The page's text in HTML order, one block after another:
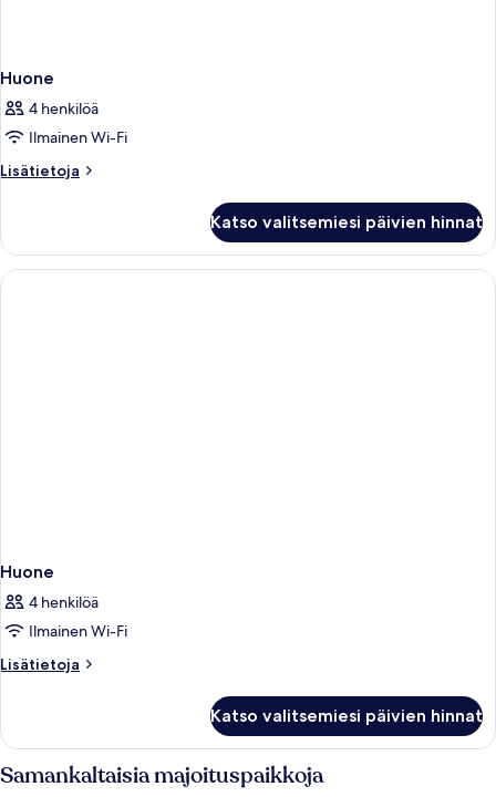
Huone
4 henkilöä
Ilmainen Wi-Fi
Lisätietoja
Lisätietoja
Katso valitsemiesi päivien hinnat
Huone
4 henkilöä
Ilmainen Wi-Fi
Lisätietoja
Lisätietoja
Katso valitsemiesi päivien hinnat
Samankaltaisia majoituspaikkoja